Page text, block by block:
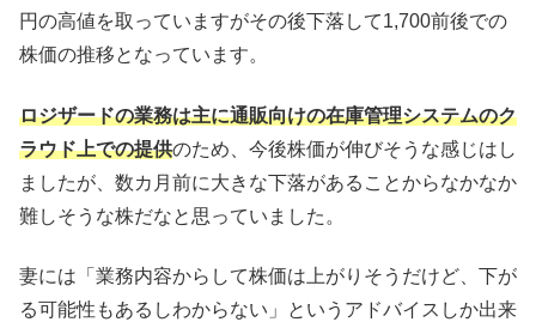
円の高値を取っていますがその後下落して1,700前後での
株価の推移となっています。
ロジザードの業務は主に通販向けの在庫管理システムのク
ラウド上での提供のため、今後株価が伸びそうな感じはし
ましたが、数カ月前に大きな下落があることからなかなか
難しそうな株だなと思っていました。
妻には「業務内容からして株価は上がりそうだけど、下が
る可能性もあるしわからない」というアドバイスしか出来